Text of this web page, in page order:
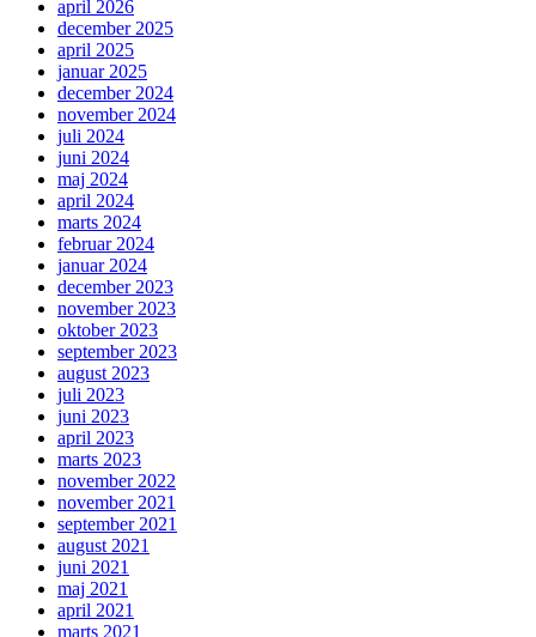
april 2026
december 2025
april 2025
januar 2025
december 2024
november 2024
juli 2024
juni 2024
maj 2024
april 2024
marts 2024
februar 2024
januar 2024
december 2023
november 2023
oktober 2023
september 2023
august 2023
juli 2023
juni 2023
april 2023
marts 2023
november 2022
november 2021
september 2021
august 2021
juni 2021
maj 2021
april 2021
marts 2021